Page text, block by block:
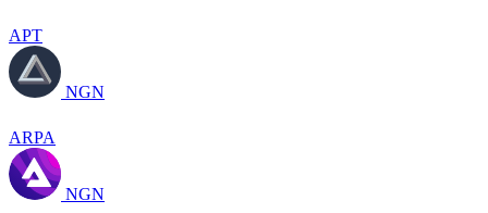
APT
NGN
ARPA
NGN